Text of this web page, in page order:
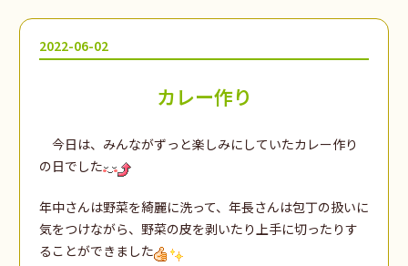
2022-06-02
カレー作り
今日は、みんながずっと楽しみにしていたカレー作り
の日でした
年中さんは野菜を綺麗に洗って、年長さんは包丁の扱いに
気をつけながら、野菜の皮を剥いたり上手に切ったりす
ることができました